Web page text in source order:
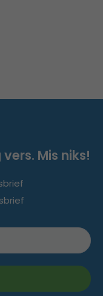
Mis niks!